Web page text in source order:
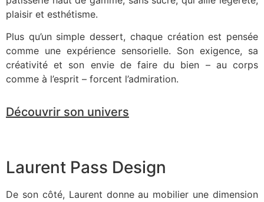
plaisir et esthétisme.
Plus qu’un simple dessert, chaque création est pensée
comme une expérience sensorielle. Son exigence, sa
créativité et son envie de faire du bien – au corps
comme à l’esprit – forcent l’admiration.
Découvrir son univers
Laurent Pass Design
De son côté, Laurent donne au mobilier une dimension